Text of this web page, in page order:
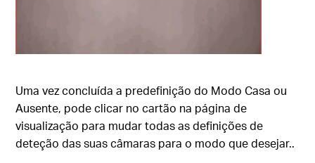
Uma vez concluída a predefinição do Modo Casa ou
Ausente, pode clicar no cartão na página de
visualização para mudar todas as definições de
deteção das suas câmaras para o modo que desejar..